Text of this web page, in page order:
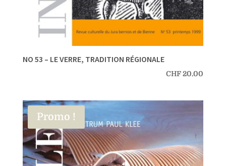
NO 53 – LE VERRE, TRADITION RÉGIONALE
CHF20.00
Promo !